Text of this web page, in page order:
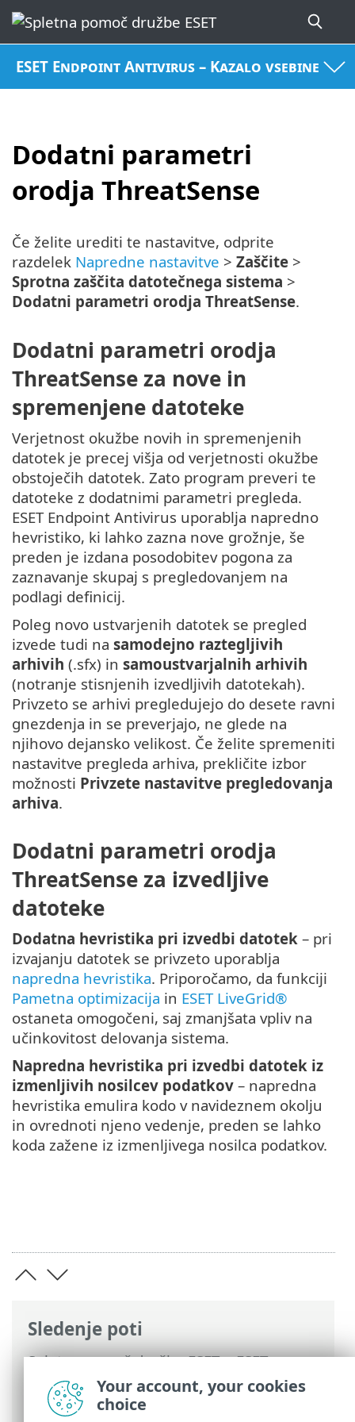
ESET Endpoint Antivirus – Kazalo vsebine
Dodatni parametri
orodja ThreatSense
Sledenje poti
Spletna pomoč družbe ESET>ESET
Endpoint Antivirus>Napredne nastavitve
Zaščite >ThreatSense
> Dodatni
Če želite urediti te nastavitve, odprite
razdelek Napredne nastavitve > Zaščite >
Sprotna zaščita datotečnega sistema >
Dodatni parametri orodja ThreatSense.
Dodatni parametri orodja
ThreatSense za nove in
spremenjene datoteke
Verjetnost okužbe novih in spremenjenih
datotek je precej višja od verjetnosti okužbe
obstoječih datotek. Zato program preveri te
datoteke z dodatnimi parametri pregleda.
ESET Endpoint Antivirus uporablja napredno
hevristiko, ki lahko zazna nove grožnje, še
preden je izdana posodobitev pogona za
zaznavanje skupaj s pregledovanjem na
podlagi definicij.
Poleg novo ustvarjenih datotek se pregled
izvede tudi na samodejno raztegljivih
arhivih (.sfx) in samoustvarjalnih arhivih
(notranje stisnjenih izvedljivih datotekah).
Privzeto se arhivi pregledujejo do desete ravni
gnezdenja in se preverjajo, ne glede na
njihovo dejansko velikost. Če želite spremeniti
nastavitve pregleda arhiva, prekličite izbor
možnosti Privzete nastavitve pregledovanja
arhiva.
Dodatni parametri orodja
ThreatSense za izvedljive
datoteke
Dodatna hevristika pri izvedbi datotek – pri
izvajanju datotek se privzeto uporablja
napredna hevristika. Priporočamo, da funkciji
Pametna optimizacija in ESET LiveGrid®
ostaneta omogočeni, saj zmanjšata vpliv na
učinkovitost delovanja sistema.
Napredna hevristika pri izvedbi datotek iz
izmenljivih nosilcev podatkov – napredna
hevristika emulira kodo v navideznem okolju
in ovrednoti njeno vedenje, preden se lahko
koda zažene iz izmenljivega nosilca podatkov.
Your account, your cookies
choice